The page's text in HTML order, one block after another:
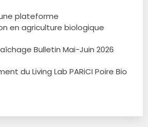
une plateforme
en agriculture biologique
Bulletin Mai-Juin 2026
du Living Lab PARiCI Poire Bio